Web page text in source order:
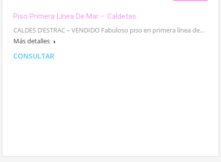
Piso Primera Línea De Mar – Caldetas
CALDES D’ESTRAC – VENDIDO Fabuloso piso en primera línea de…
Más detalles
CONSULTAR